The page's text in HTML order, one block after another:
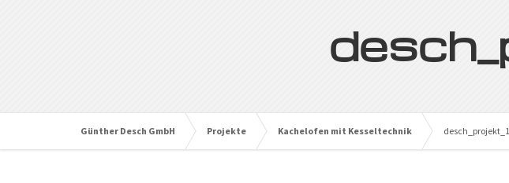
Günther Desch GmbH Projekte Kachelofen mit Kesseltechnik